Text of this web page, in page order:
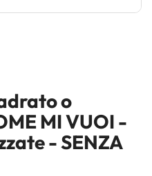
o
MI VUOI -
- SENZA